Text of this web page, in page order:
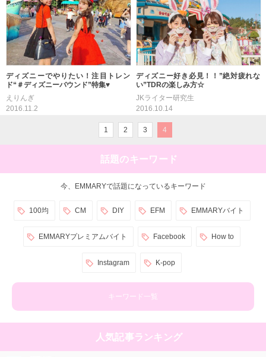
ディズニーでやりたい！注目トレン
ド“＃ディズニーバウンド”特集♥
えりんぎ
2016.11.2
ディズニー好き必見！！”絶対疲れな
い”TDRの楽しみ方☆
JKライター研究生
2016.10.14
1 2 3 4
話題のキーワード
今、EMMARYで話題になっているキーワード
100均 CM DIY EFM EMMARYバイト
EMMARYプレミアムバイト Facebook How to
Instagram K-pop
キーワード一覧
人気記事ランキング